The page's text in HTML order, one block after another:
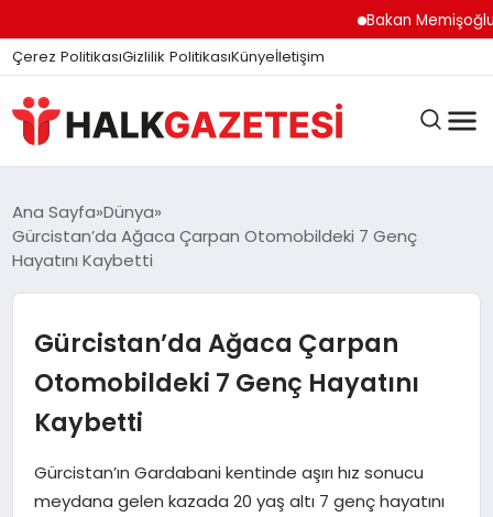
Bakan Memişoğlu
Çerez PolitikasıGizlilik PolitikasıKünyeİletişim
DÜNYA
EĞITIM
EKONOMI
Ana Sayfa Dünya
Gürcistan’da Ağaca Çarpan Otomobildeki 7 Genç
Hayatını Kaybetti
Gürcistan’da Ağaca Çarpan
Otomobildeki 7 Genç Hayatını
Kaybetti
Gürcistan’ın Gardabani kentinde aşırı hız sonucu
meydana gelen kazada 20 yaş altı 7 genç hayatını